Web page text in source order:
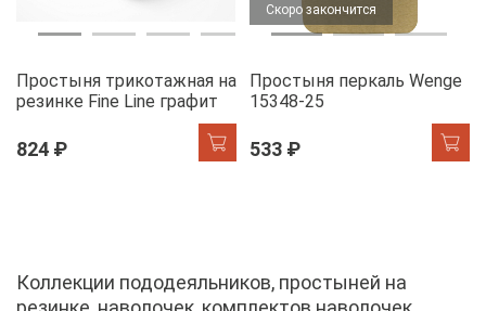
Простыня трикотажная на
резинке Fine Line графит
824 ₽
Скоро закончится
Простыня перкаль Wenge
15348-25
533 ₽
Коллекции пододеяльников, простыней на